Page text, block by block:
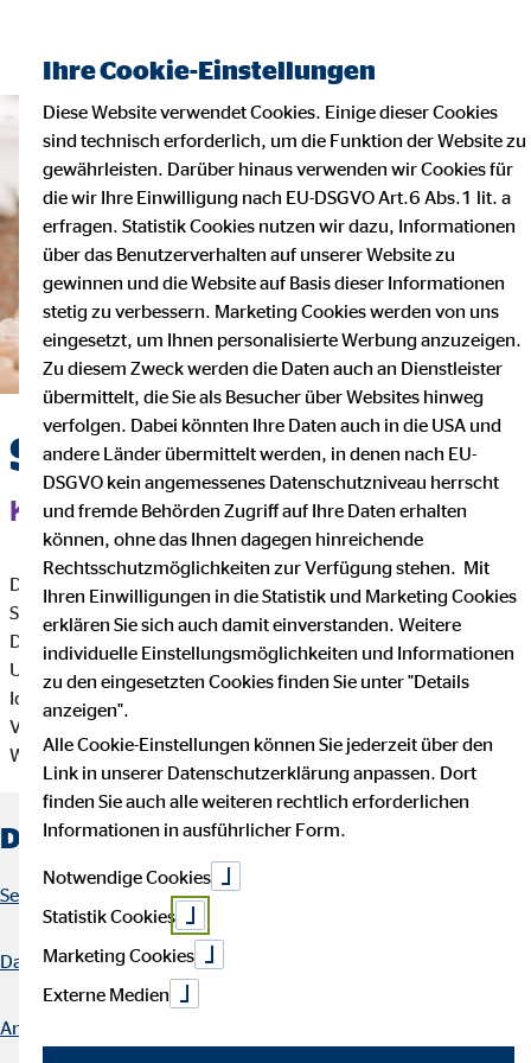
Selbstständig machen
KARRIERE NEU GEDACHT
Der Sprung in die Selbstständigkeit
erfordert Mut,
Selbstvertrauen und Partner, auf die du dich verlassen kannst.
Du hast die Absicht dich selbstständig zu machen und dein
Unternehmen von Anfang an smart aufziehen? Du bringst die
Ideen, die
OVB Finanzberatung
Versicherungslösungen rund um die Existenzgründung.
Worauf es ankommt, erfährst du hier.
Der Inhalt im Überblick
Selbstständigkeit
Das ist wichtig
Antworten für deine Selbstständigkeit
Ihre Cookie-Einstellungen
Diese Website verwendet Cookies. Einige dieser Cookies
sind technisch erforderlich, um die Funktion der Website zu
gewährleisten. Darüber hinaus verwenden wir Cookies für
die wir Ihre Einwilligung nach EU-DSGVO Art.6 Abs.1 lit. a
erfragen. Statistik Cookies nutzen wir dazu, Informationen
über das Benutzerverhalten auf unserer Website zu
gewinnen und die Website auf Basis dieser Informationen
stetig zu verbessern. Marketing Cookies werden von uns
eingesetzt, um Ihnen personalisierte Werbung anzuzeigen.
Zu diesem Zweck werden die Daten auch an Dienstleister
übermittelt, die Sie als Besucher über Websites hinweg
verfolgen. Dabei könnten Ihre Daten auch in die USA und
andere Länder übermittelt werden, in denen nach EU-
DSGVO kein angemessenes Datenschutzniveau herrscht
und fremde Behörden Zugriff auf Ihre Daten erhalten
können, ohne das Ihnen dagegen hinreichende
Rechtsschutzmöglichkeiten zur Verfügung stehen. Mit
Ihren Einwilligungen in die Statistik und Marketing Cookies
erklären Sie sich auch damit einverstanden. Weitere
individuelle Einstellungsmöglichkeiten und Informationen
zu den eingesetzten Cookies finden Sie unter "Details
anzeigen".
Alle Cookie-Einstellungen können Sie jederzeit über den
Link in unserer Datenschutzerklärung anpassen. Dort
finden Sie auch alle weiteren rechtlich erforderlichen
Informationen in ausführlicher Form.
Notwendige Cookies
Statistik Cookies
Marketing Cookies
Externe Medien